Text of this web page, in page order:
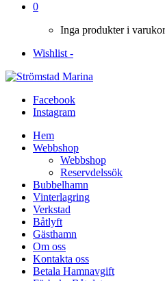
0
Inga produkter i
Wishlist -
Facebook
Instagram
Hem
Webbshop
Webbshop
Reservdelssök
Bubbelhamn
Vinterlagring
Verkstad
Båtlyft
Gästhamn
Om oss
Kontakta oss
Betala Hamnavgift